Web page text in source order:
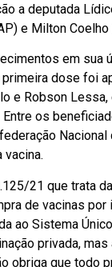
a deputada
e Milton Coelho
em sua
dose foi
e Robson
os
vacina.
21 que trata
de vacinas
ao Sistema
privada,
obriga que todo